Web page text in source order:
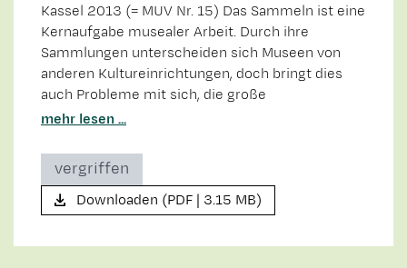
Kassel 2013 (= MUV Nr. 15) Das Sammeln ist eine
Kernaufgabe musealer Arbeit. Durch ihre
Sammlungen unterscheiden sich Museen von
anderen Kultureinrichtungen, doch bringt dies
auch Probleme mit sich, die große
mehr lesen ...
vergriffen
Downloaden (PDF | 3.15 MB)